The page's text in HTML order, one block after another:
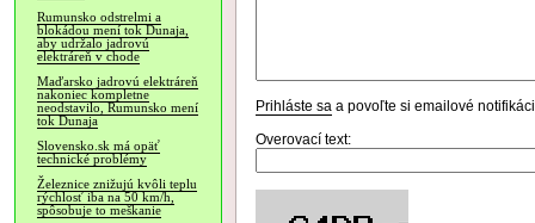
Rumunsko odstrelmi a
blokádou mení tok Dunaja,
aby udržalo jadrovú
elektráreň v chode
Maďarsko jadrovú elektráreň
nakoniec kompletne
neodstavilo, Rumunsko mení
tok Dunaja
Slovensko.sk má opäť
technické problémy
Železnice znižujú kvôli teplu
rýchlosť iba na 50 km/h,
spôsobuje to meškanie
Prihláste sa a povoľte si emailové
Overovací text: